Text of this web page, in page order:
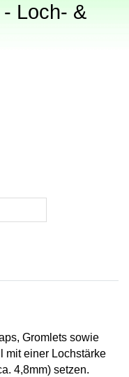
Loch- &
Gromlets sowie
mit einer Lochstärke
4,8mm) setzen.